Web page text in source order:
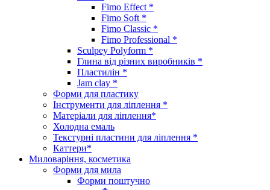
Fimo Effect *
Fimo Soft *
Fimo Classic *
Fimo Professional *
Sculpey Polyform *
Глина від різних виробників *
Пластилін *
Jam clay *
Форми для пластику
Інструменти для ліплення *
Матеріали для ліплення*
Холодна емаль
Текстурні пластини для ліплення *
Каттери*
Миловаріння, косметика
Форми для мила
Форми поштучно